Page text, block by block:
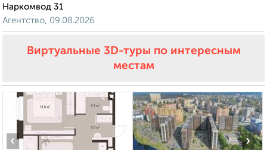
Наркомвод 31
Агентство, 09.08.2026
Виртуальные 3D-туры по интересным
местам
‹ ›